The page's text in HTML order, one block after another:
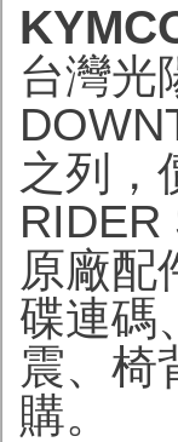
台灣光
之列，
RIDER
原廠配
碟連碼
震、椅
購。